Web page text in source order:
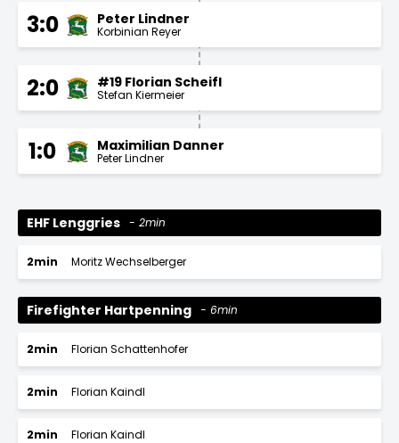
3:0 Peter Lindner
Korbinian Reyer
2:0 #19 Florian Scheifl
Stefan Kiermeier
1:0 Maximilian Danner
Peter Lindner
EHF Lenggries 2min
2min Moritz Wechselberger
Firefighter Hartpenning 6min
2min Florian Schattenhofer
2min Florian Kaindl
2min Florian Kaindl